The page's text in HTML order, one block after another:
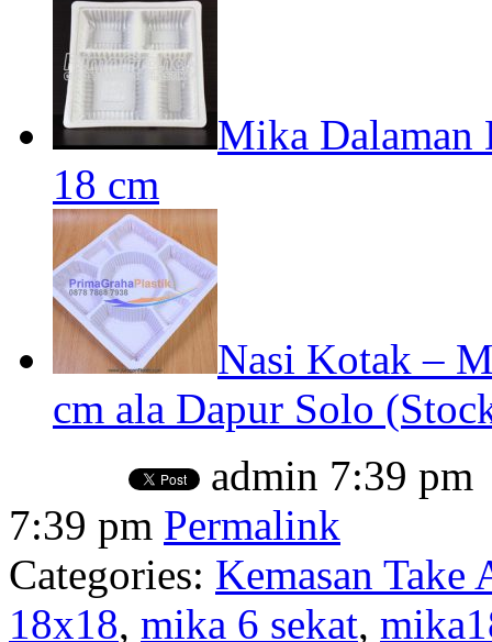
Mika Dalaman
18 cm
Nasi Kotak –
cm ala Dapur Solo
admin 7:39 pm
7:39 pm Permalink
Categories: Kemasan
18x18, mika 6 sekat,